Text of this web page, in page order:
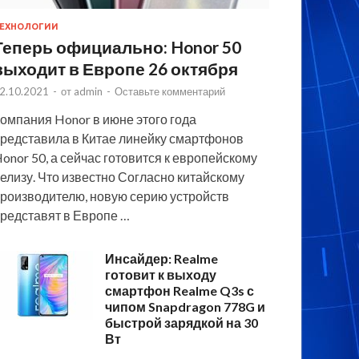
официально: Honor 50
в Европе 26 октября
- от admin - Оставьте комментарий
Honor в июне этого года
в Китае линейку смартфонов
50, а сейчас готовится к европейскому
Что известно Согласно китайскому
новую серию устройств
в Европе …
Инсайдер: Realme
готовит к выходу
смартфон Realme Q3s с
чипом Snapdragon 778G и
быстрой зарядкой на 30
Вт